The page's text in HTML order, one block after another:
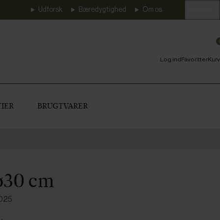
Udforsk Bæredygtighed Om os
Log indFavoritterKurv
BRUGTVARER
cm